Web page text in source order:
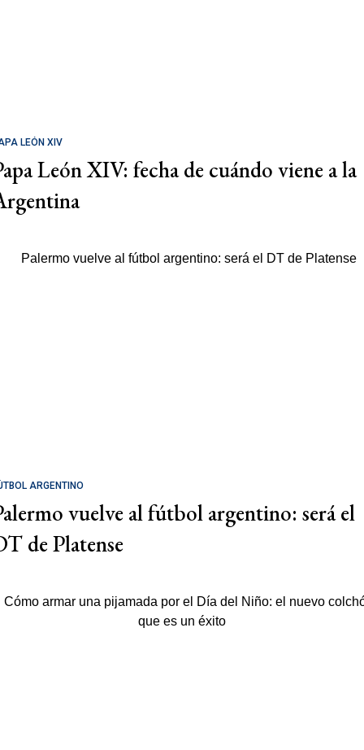
LEÓN XIV
León XIV: fecha de cuándo viene a la
ARGENTINO
vuelve al fútbol argentino: será el
de Platense